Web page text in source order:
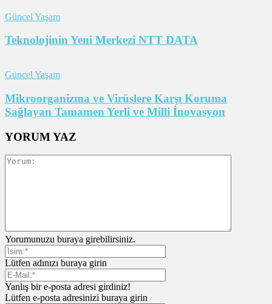
Güncel Yaşam
Teknolojinin Yeni Merkezi NTT DATA
Güncel Yaşam
Mikroorganizma ve Virüslere Karşı Koruma
Sağlayan Tamamen Yerli ve Milli İnovasyon
YORUM YAZ
Yorumunuzu buraya girebilirsiniz.
Lütfen adınızı buraya girin
Yanlış bir e-posta adresi girdiniz!
Lütfen e-posta adresinizi buraya girin